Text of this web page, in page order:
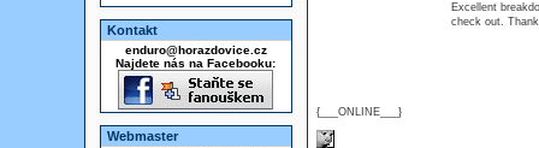
Kontakt
enduro@horazdovice.cz
Najdete nás na Facebooku:
Webmaster
{___ONLINE___}
Excellent
check out.